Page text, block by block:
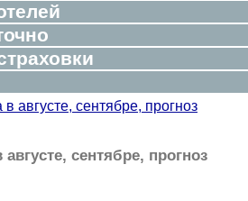
августе, сентябре, прогноз
сентябре, прогноз